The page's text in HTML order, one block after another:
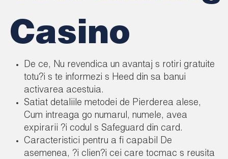
Casino
De ce, Nu revendica un avantaj s rotiri gratuite
totu?i s te informezi s Heed din sa banui
activarea acestuia.
Satiat detaliile metodei de Pierderea alese,
Cum intreaga go numarul, numele, avea
expirarii ?i codul s Safeguard din card.
Caracteristici pentru a fi capabil De
asemenea, ?i clien?i cei care tocmac s reusita